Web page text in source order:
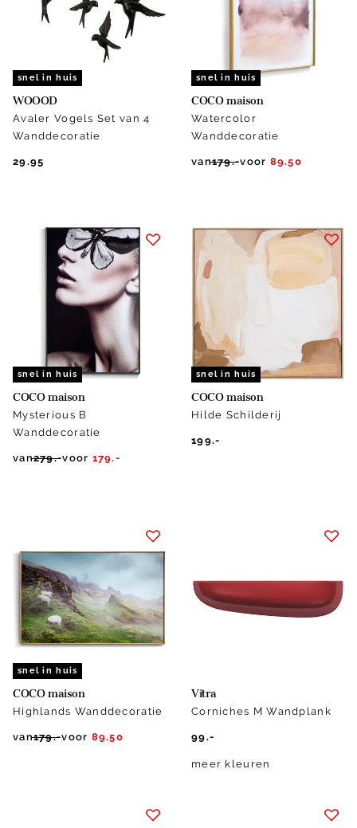
snel in huis
WOOOD
Avaler Vogels Set van 4
Wanddecoratie
29.95
snel in huis
COCO maison
Watercolor
Wanddecoratie
van179.-voor 89.50
snel in huis
COCO maison
Mysterious B
Wanddecoratie
van279.-voor 179.-
snel in huis
COCO maison
Hilde Schilderij
199.-
snel in huis
COCO maison
Highlands Wanddecoratie
van179.-voor 89.50
Vitra
Corniches M Wandplank
99.-
meer kleuren